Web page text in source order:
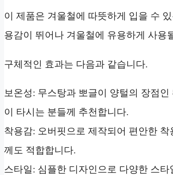
이 제품은 겨울철에 따뜻하게 입을 수
용감이 뛰어나 겨울철에 유용하게 사용
구체적인 효과는 다음과 같습니다.
보온성: 무스탕과 뽀글이 양털의 장점
이 타시는 분들께 추천합니다.
착용감: 오버핏으로 제작되어 편안한
께도 적합합니다.
스타일: 심플한 디자인으로 다양한 스